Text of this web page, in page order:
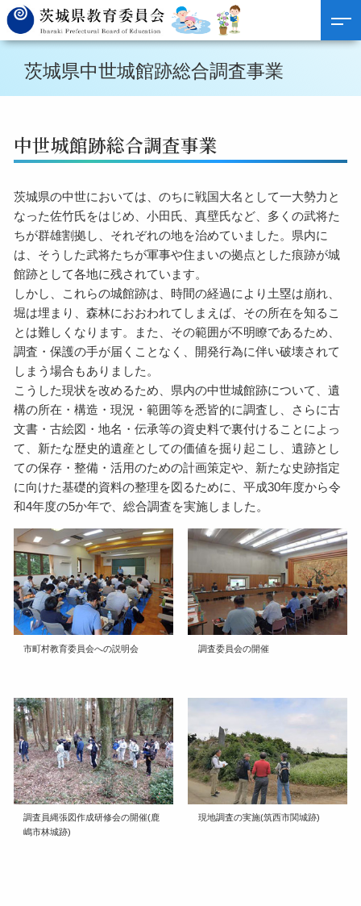
茨城県中世城館跡総合調査事業
中世城館跡総合調査事業
茨城県の中世においては、のちに戦国大名として一大勢力と
なった佐竹氏をはじめ、小田氏、真壁氏など、多くの武将た
ちが群雄割拠し、それぞれの地を治めていました。県内に
は、そうした武将たちが軍事や住まいの拠点とした痕跡が城
館跡として各地に残されています。
しかし、これらの城館跡は、時間の経過により土塁は崩れ、
堀は埋まり、森林におおわれてしまえば、その所在を知るこ
とは難しくなります。また、その範囲が不明瞭であるため、
調査・保護の手が届くことなく、開発行為に伴い破壊されて
しまう場合もありました。
こうした現状を改めるため、県内の中世城館跡について、遺
構の所在・構造・現況・範囲等を悉皆的に調査し、さらに古
文書・古絵図・地名・伝承等の資史料で裏付けることによっ
て、新たな歴史的遺産としての価値を掘り起こし、遺跡とし
ての保存・整備・活用のための計画策定や、新たな史跡指定
に向けた基礎的資料の整理を図るために、平成30年度から令
和4年度の5か年で、総合調査を実施しました。
市町村教育委員会への説明会 調査委員会の開催
調査員縄張図作成研修会の開催(鹿
嶋市林城跡)
現地調査の実施(筑西市関城跡)